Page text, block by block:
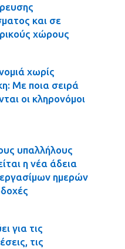
και σε
χώρους
χωρίς
Με ποια σειρά
οι κληρονόμοι
υπαλλήλους
η νέα άδεια
ημερών
για τις
τις